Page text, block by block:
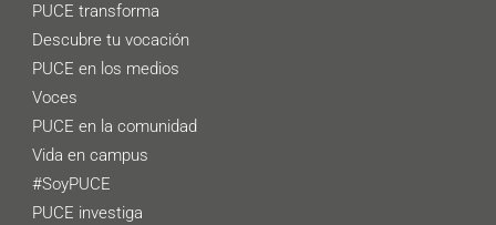
PUCE transforma
Descubre tu vocación
PUCE en los medios
Voces
PUCE en la comunidad
Vida en campus
#SoyPUCE
PUCE investiga